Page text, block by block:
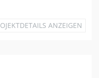
ANZEIGEN